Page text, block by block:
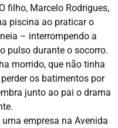
filho, Marcelo Rodrigues,
piscina ao praticar o
– interrompendo a
pulso durante o socorro.
morrido, que não tinha
os batimentos por
junto ao pai o drama
empresa na Avenida